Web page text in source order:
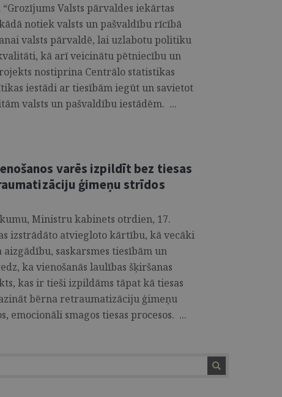
Valsts pārvaldes iekārtas
notiek valsts un pašvaldību rīcībā
valsts pārvaldē, lai uzlabotu politiku
kā arī veicinātu pētniecību un
nostiprina Centrālo statistikas
iestādi ar tiesībām iegūt un savietot
valsts un pašvaldību iestādēm. ...
varēs izpildīt bez tiesas
ģimeņu strīdos
Ministru kabinets otrdien, 17.
izstrādāto atviegloto kārtību, kā vecāki
saskarsmes tiesībām un
ka vienošanās laulības šķiršanas
kas ir tieši izpildāms tāpat kā tiesas
bērna retraumatizāciju ģimeņu
emocionāli smagos tiesas procesos. ...